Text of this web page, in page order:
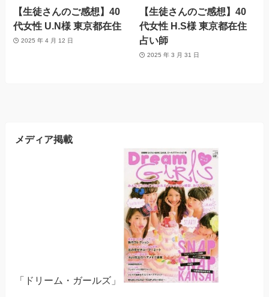
【生徒さんのご感想】40
代女性 U.N様 東京都在住
2025 年 4 月 12 日
【生徒さんのご感想】40
代女性 H.S様 東京都在住
占い師
2025 年 3 月 31 日
メディア掲載
「ドリーム・ガールズ」